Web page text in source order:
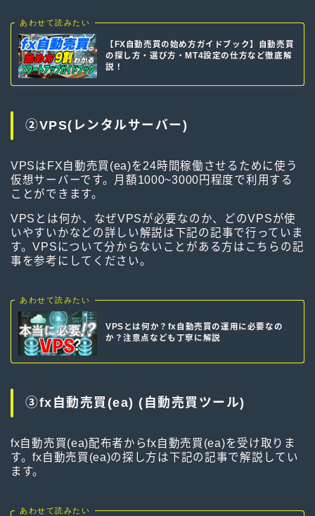
あわせて読みたい
【FX自動売買の始め方ガイドブック】自動売買
の探し方・選び方・MT4設定の仕方など徹底解
説！
②VPS(レンタルサーバー)
VPSはFX自動売買(ea)を24時間稼働させるために使う
仮想サーバーです。月額1000~3000円程度で利用する
ことができます。
VPSとは何か、なぜVPSが必要なのか、どのVPSが使
いやすいかなどの詳しい解説は下記の記事で行っていま
す。VPSについて分からないことがある方はこちらの記
事を参考にしてください。
あわせて読みたい
VPSとは何か？fx自動売買の運用に必要なの
か？注意点なども丁寧に解説
③fx自動売買(ea) (自動売買ツール)
fx自動売買(ea)配布者からfx自動売買(ea)を受け取りま
す。fx自動売買(ea)の探し方は下記の記事で解説してい
ます。
あわせて読みたい